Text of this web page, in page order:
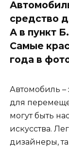
средство
А в пункт
Самые
года в
Автомобиль –
для
могут быть
искусства.
дизайнеры,